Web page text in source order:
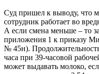
Суд пришел к выводу, что
сотрудник работает во
А если смена меньше – то
приложения 1 к приказу
№ 45н).
часа при 39-часовой
может выдавать молоко,